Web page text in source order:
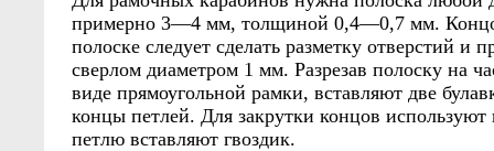
примерно 3—4 мм, толщиной 0,4—0,7 мм.
полоске следует сделать разметку отверстий и
сверлом диаметром 1 мм. Разрезав полоску на
виде прямоугольной рамки, вставляют две
концы петлей. Для закрутки концов
петлю вставляют гвоздик.